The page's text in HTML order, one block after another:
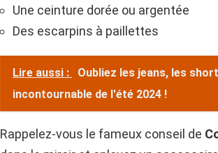
Une ceinture dorée ou argentée
Des escarpins à paillettes
Lire aussi :
Oubliez les jeans, les
incontournable de l'été 2024 !
Rappelez-vous le fameux conseil de